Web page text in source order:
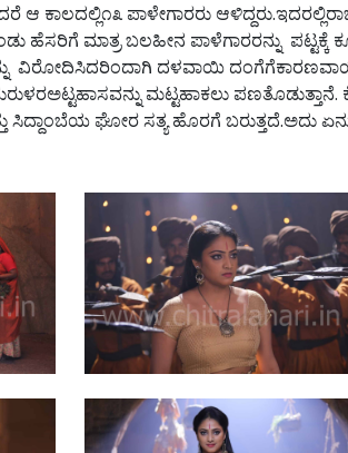
ಆ ಕಾಲದಲ್ಲಿ೧೩ ಪಾಳೇಗಾರರು
ಮಾತ್ರ ಬಲಹೀನ ಪಾಳೆಗಾರರನ್ನು ಪಟ್ಟಕ್ಕೆ
ವಿರೋದಿಸಿದರಿಂದಾಗಿ ದಳವಾಯಿ
ಮಟ್ಟಹಾಕಲು
ಘೋರ ಸತ್ಯ ಹೊರಗೆ ಬರುತ್ತದೆ.ಅದು